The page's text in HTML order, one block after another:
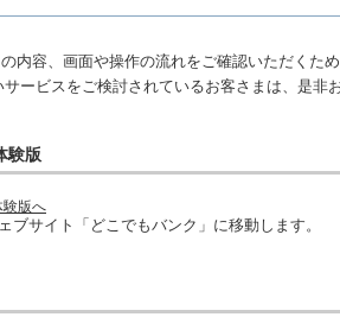
内容、画面や操作の流れをご確認いただくた
ービスをご検討されているお客さまは、是非
験版
験版へ
ブサイト「どこでもバンク」に移動します。